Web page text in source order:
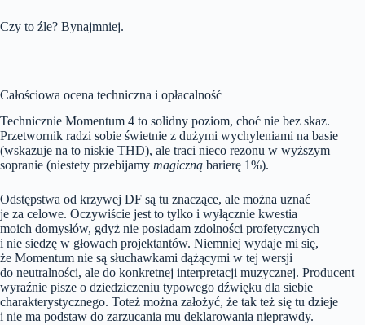
Czy to źle? Bynajmniej.
Całościowa ocena techniczna i opłacalność
Technicznie Momentum 4 to solidny poziom, choć nie bez skaz.
Przetwornik radzi sobie świetnie z dużymi wychyleniami na basie
(wskazuje na to niskie THD), ale traci nieco rezonu w wyższym
sopranie (niestety przebijamy magiczną barierę 1%).
Odstępstwa od krzywej DF są tu znaczące, ale można uznać
je za celowe. Oczywiście jest to tylko i wyłącznie kwestia
moich domysłów, gdyż nie posiadam zdolności profetycznych
i nie siedzę w głowach projektantów. Niemniej wydaje mi się,
że Momentum nie są słuchawkami dążącymi w tej wersji
do neutralności, ale do konkretnej interpretacji muzycznej. Producent
wyraźnie pisze o dziedziczeniu typowego dźwięku dla siebie
charakterystycznego. Toteż można założyć, że tak też się tu dzieje
i nie ma podstaw do zarzucania mu deklarowania nieprawdy.